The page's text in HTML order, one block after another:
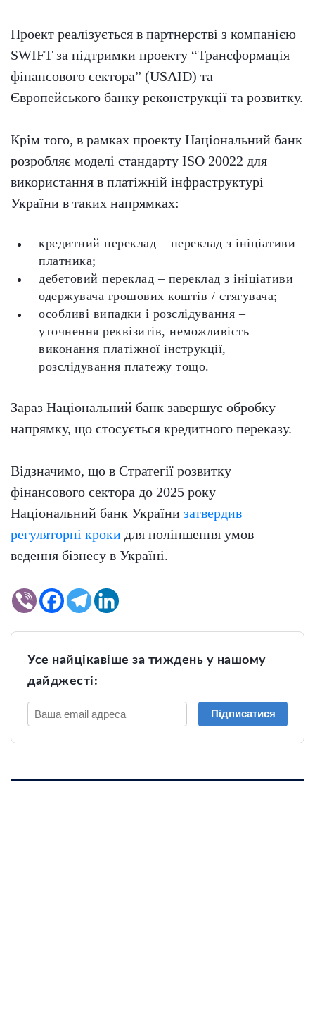
Проект реалізується в партнерстві з компанією
SWIFT за підтримки проекту “Трансформація
фінансового сектора” (USAID) та
Європейського банку реконструкції та розвитку.
Крім того, в рамках проекту Національний банк
розробляє моделі стандарту ISO 20022 для
використання в платіжній інфраструктурі
України в таких напрямках:
кредитний переклад – переклад з ініціативи
платника;
дебетовий переклад – переклад з ініціативи
одержувача грошових коштів / стягувача;
особливі випадки і розслідування –
уточнення реквізитів, неможливість
виконання платіжної інструкції,
розслідування платежу тощо.
Зараз Національний банк завершує обробку
напрямку, що стосується кредитного переказу.
Відзначимо, що в Стратегії розвитку
фінансового сектора до 2025 року
Національний банк України затвердив
регуляторні кроки для поліпшення умов
ведення бізнесу в Україні.
Усе найцікавіше за тиждень у нашому
дайджесті:
Підписатися